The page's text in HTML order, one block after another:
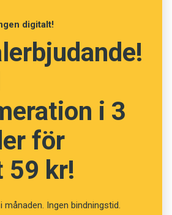
digitalt
digitalt!
i 3
för
59 kr!
Ingen bindningstid.